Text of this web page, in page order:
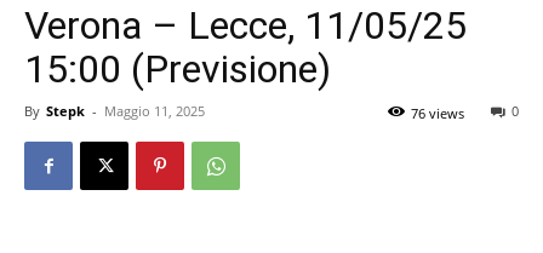
Verona – Lecce, 11/05/25
15:00 (Previsione)
By Stepk - Maggio 11, 2025 0
76 views